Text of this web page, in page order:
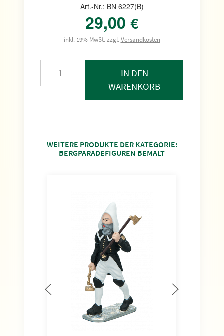
Art.-Nr.: BN 6227(B)
29,00 €
inkl. 19% MwSt. zzgl.Versandkosten
IN DEN
WARENKORB
WEITERE PRODUKTE DER KATEGORIE:
BERGPARADEFIGUREN BEMALT